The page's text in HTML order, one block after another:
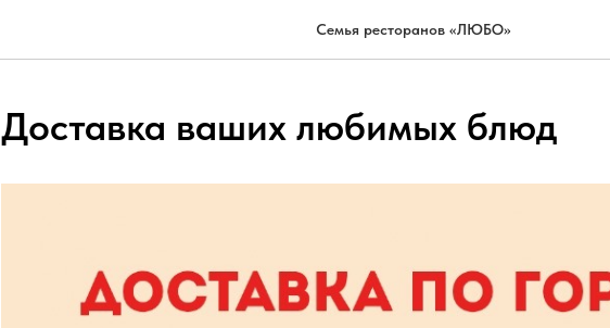
Семья ресторанов «ЛЮБО»
Доставка ваших любимых блюд